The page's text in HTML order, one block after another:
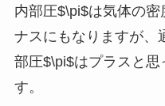
内部圧$\pi$は気体の
ナスにもなりますが、
部圧$\pi$はプラスと思
す。